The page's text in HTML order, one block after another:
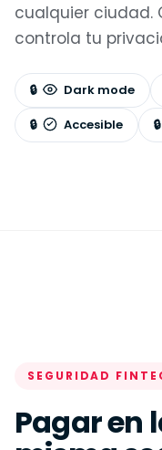
cualquier ciudad.
controla tu
Dark mode
Accesible
SEGURIDAD
Pagar en